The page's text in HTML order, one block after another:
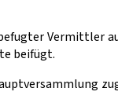
Vermittler
beifügt.